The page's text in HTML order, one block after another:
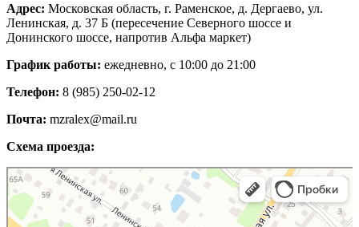
Адрес: Московская область, г. Раменское, д. Дергаево, ул.
Ленинская, д. 37 Б (пересечение Северного шоссе и
Донинского шоссе, напротив Альфа маркет)
График работы: ежедневно, с 10:00 до 21:00
Телефон: 8 (985) 250-02-12
Почта: mzralex@mail.ru
Схема проезда:
Яндекс Карты
Яндекс Карты — транспорт, навигация, поиск мест